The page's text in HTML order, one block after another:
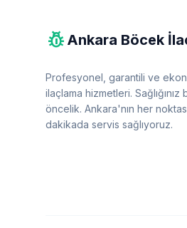
pest_control Ankara Böcek
Profesyonel, garantili ve
ilaçlama hizmetleri. Sağlığınız
öncelik. Ankara'nın her
dakikada servis sağlıyoruz.